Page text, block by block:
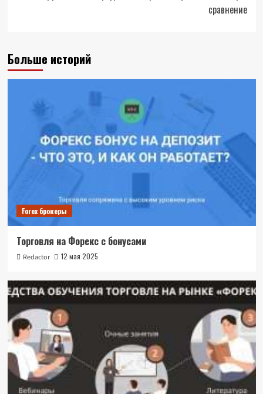
сравнение
Больше историй
Forex брокеры
Торговля на Форекс с бонусами
Redactor 12 мая 2025